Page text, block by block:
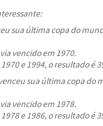
sua última copa do
vencido em 1970.
e 1994, o resultado é
sua última copa do
vencido em 1978.
e 1986, o resultado é